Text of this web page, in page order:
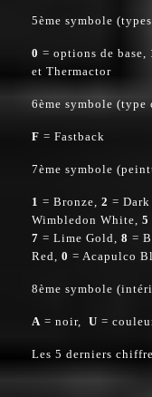
5ème symbole
0 = options de base,
et Thermactor
6ème symbole (type
F = Fastback
7ème symbole
1 = Bronze, 2 =
Wimbledon White, 5
7 = Lime Gold, 8 =
Red, 0 = Acapulco
8ème symbole
A = noir, U =
Les 5 derniers